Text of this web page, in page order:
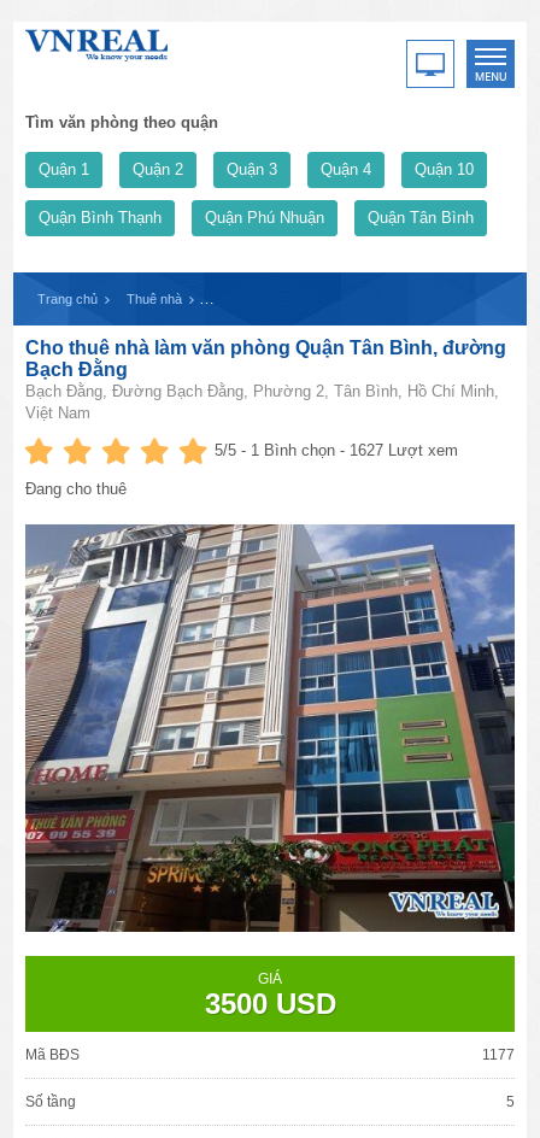
Tìm văn phòng theo quận
Quận 1 Quận 2 Quận 3 Quận 4 Quận 10
Quận Bình Thạnh Quận Phú Nhuận Quận Tân Bình
Trang chủ Thuê nhà
Cho thuê nhà làm văn phòng Quận Tân Bình, đường
Bạch Đằng
Bạch Đằng, Đường Bạch Đằng, Phường 2, Tân Bình, Hồ Chí Minh,
Việt Nam
5/5 - 1 Bình chọn - 1627 Lượt xem
Đang cho thuê
GIÁ
3500 USD
Mã BĐS 1177
Số tầng 5